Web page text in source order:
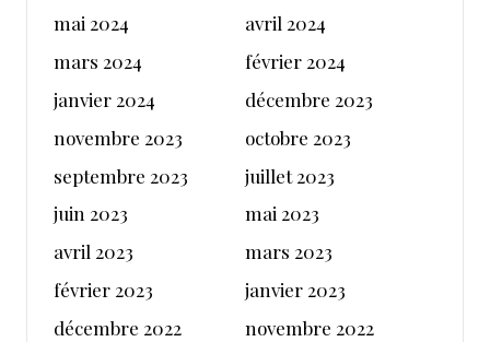
mai 2024
avril 2024
mars 2024
février 2024
janvier 2024
décembre 2023
novembre 2023
octobre 2023
septembre 2023
juillet 2023
juin 2023
mai 2023
avril 2023
mars 2023
février 2023
janvier 2023
décembre 2022
novembre 2022